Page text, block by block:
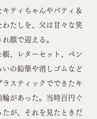
キティちゃんやパティ＆
わたしを、父は甘々な笑
顔で迎える。
、レターセット、ペン
いの鉛筆や消しゴムなど
ラスティックでできたキ
輪があった。当時百円ぐ
たが、それを見たときだ